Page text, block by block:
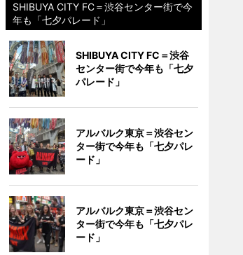
SHIBUYA CITY FC＝渋谷センター街で今
年も「七夕パレード」
SHIBUYA CITY FC＝渋谷
センター街で今年も「七夕
パレード」
アルバルク東京＝渋谷セン
ター街で今年も「七夕パレ
ード」
アルバルク東京＝渋谷セン
ター街で今年も「七夕パレ
ード」